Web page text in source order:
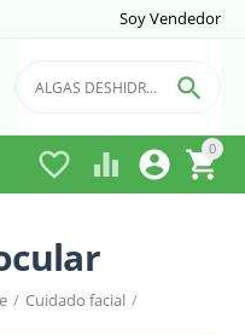
Soy Vendedor
0


 

/ Cuidado facial /